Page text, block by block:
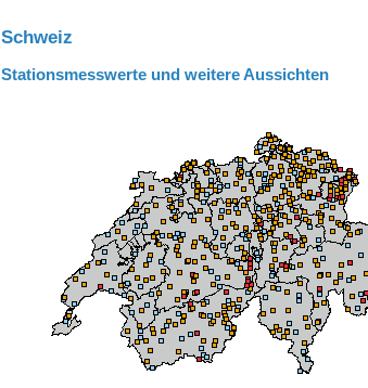
Schweiz
Stationsmesswerte und weitere Aussichten